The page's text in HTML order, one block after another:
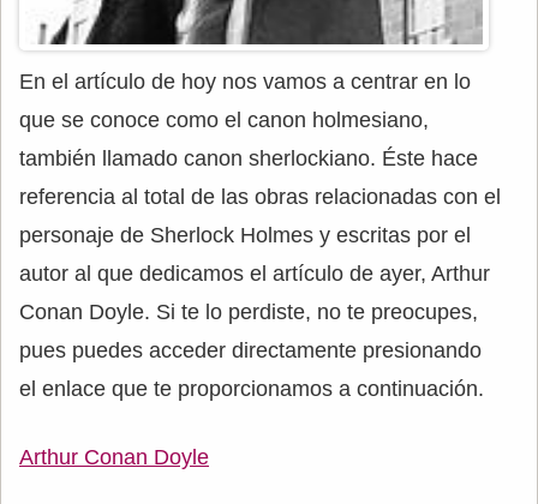
En el artículo de hoy nos vamos a centrar en lo
que se conoce como el canon holmesiano,
también llamado canon sherlockiano. Éste hace
referencia al total de las obras relacionadas con el
personaje de Sherlock Holmes y escritas por el
autor al que dedicamos el artículo de ayer, Arthur
Conan Doyle. Si te lo perdiste, no te preocupes,
pues puedes acceder directamente presionando
el enlace que te proporcionamos a continuación.
Arthur Conan Doyle